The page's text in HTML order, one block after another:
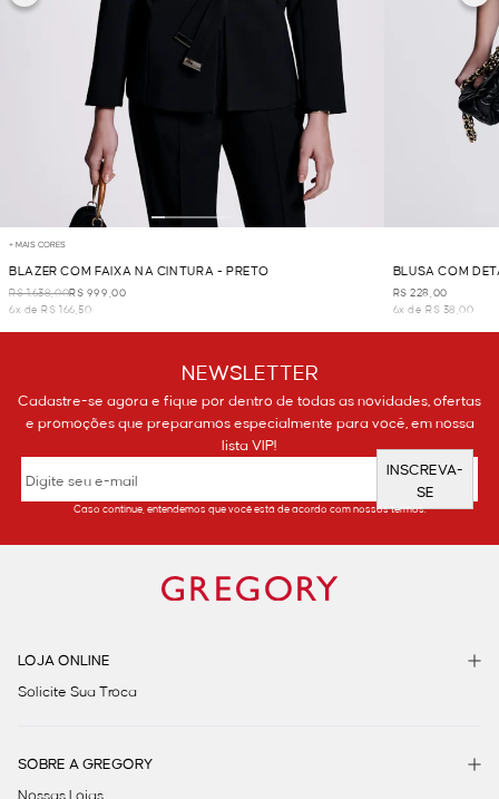
+ MAIS CORES
BLAZER COM FAIXA NA CINTURA - PRETO
R$ 1.638,00R$ 999,00
6x de R$ 166,50
BLUSA COM
R$ 228,00
6x de R$ 38,00
NEWSLETTER
Cadastre-se agora e fique por dentro de todas as novidades, ofertas
e promoções que preparamos especialmente para você, em nossa
lista VIP!
INSCREVA-
SE
Caso continue, entendemos que você está de acordo com nossos termos.
LOJA ONLINE
Solicite Sua Troca
SOBRE A GREGORY